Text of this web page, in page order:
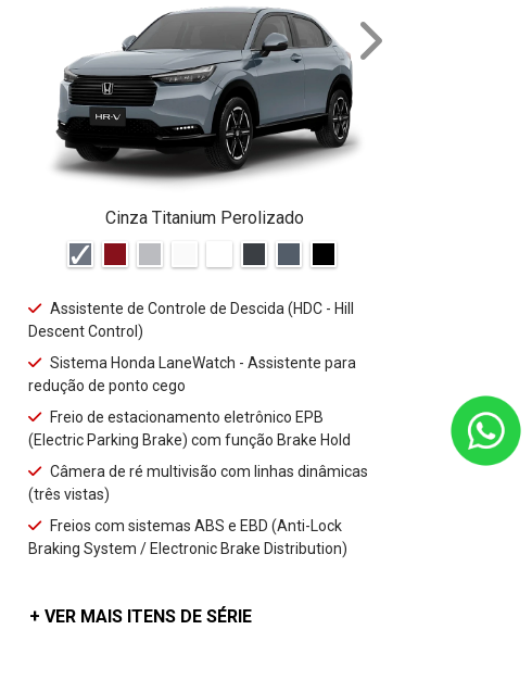
Cinza Titanium Perolizado
Assistente de Controle de Descida (HDC - Hill
Descent Control)
Sistema Honda LaneWatch - Assistente para
redução de ponto cego
Freio de estacionamento eletrônico EPB
(Electric Parking Brake) com função Brake Hold
Câmera de ré multivisão com linhas dinâmicas
(três vistas)
Freios com sistemas ABS e EBD (Anti-Lock
Braking System / Electronic Brake Distribution)
+ VER MAIS ITENS DE SÉRIE
Freio de
(Electric
Câmera
NEXT